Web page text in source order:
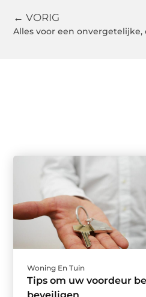
← VORIG
Alles voor een
Woning En Tuin
Tips om uw voordeur